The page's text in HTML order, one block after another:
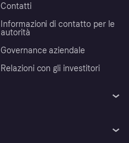
Contatti
Informazioni di contatto per le
autorità
Governance aziendale
Relazioni con gli investitori